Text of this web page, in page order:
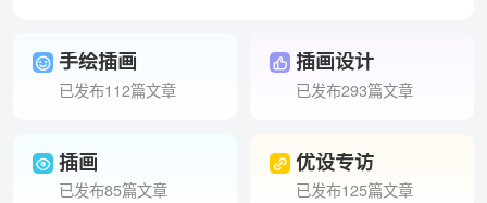
手绘插画
已发布112篇文章
插画设计
已发布293篇文章
插画
已发布85篇文章
优设专访
已发布125篇文章